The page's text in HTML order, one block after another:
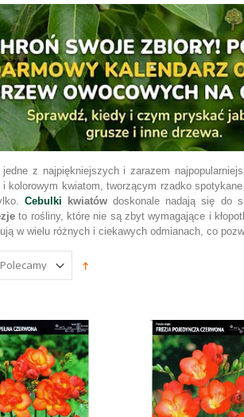
Nawozowe
Biopon
zł
z najpiękniejszych i zarazem
i kolorowym kwiatom, tworzącym rzadko
Cebulki kwiatów doskonale nadają się do
to rośliny, które nie są zbyt wymagające i
w wielu różnych i ciekawych odmianach, co